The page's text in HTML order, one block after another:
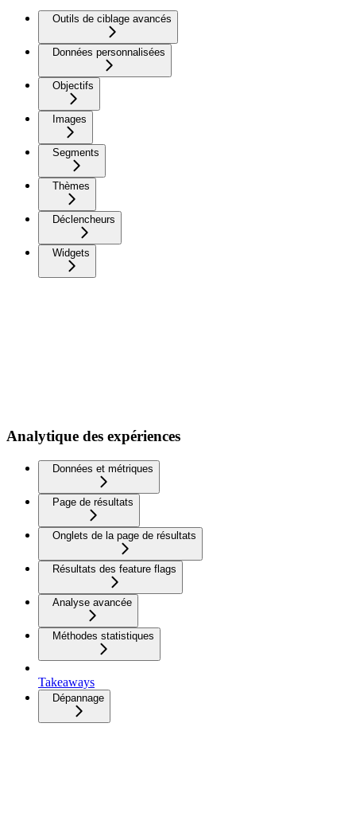
Outils de ciblage avancés
Données personnalisées
Objectifs
Images
Segments
Thèmes
Déclencheurs
Widgets
Analytique des expériences
Données et métriques
Page de résultats
Onglets de la page de résultats
Résultats des feature flags
Analyse avancée
Méthodes statistiques
Takeaways
Dépannage